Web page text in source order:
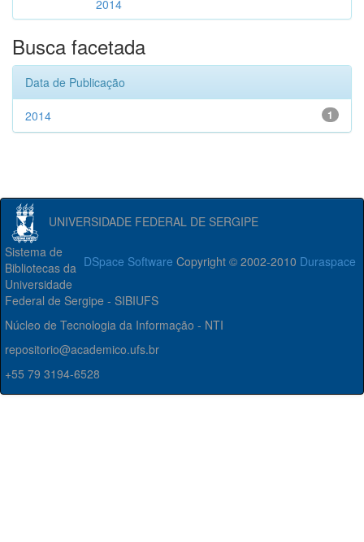
2014
Busca facetada
Data de Publicação
1
2014
UNIVERSIDADE FEDERAL DE SERGIPE
DSpace Software Copyright © 2002-2010 Duraspace
Sistema de
Bibliotecas da
Universidade
Federal de Sergipe - SIBIUFS
Núcleo de Tecnologia da Informação - NTI
repositorio@academico.ufs.br
+55 79 3194-6528